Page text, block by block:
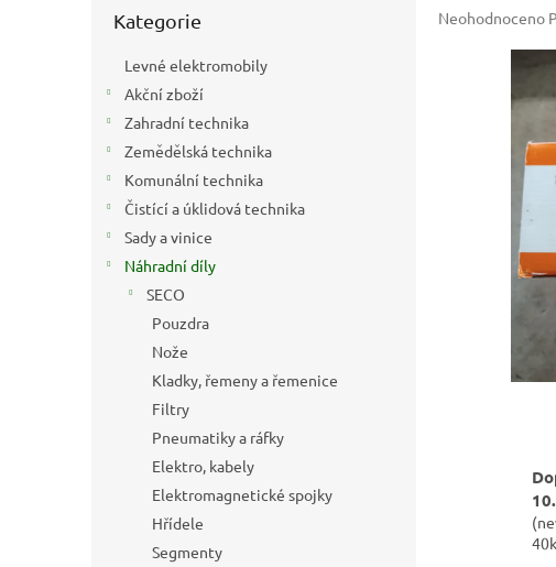
kategorie
Kategorie
Levné elektromobily
Akční zboží
Zahradní technika
Zemědělská technika
Komunální technika
Čistící a úklidová technika
Sady a vinice
Náhradní díly
SECO
Pouzdra
Nože
Kladky, řemeny a řemenice
Filtry
Pneumatiky a ráfky
Elektro, kabely
Elektromagnetické spojky
Hřídele
Segmenty
Průměrné
Neohodnoceno